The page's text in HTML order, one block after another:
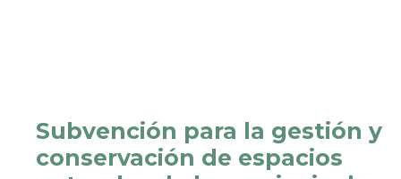
Subvención para la gestión y
conservación de espacios